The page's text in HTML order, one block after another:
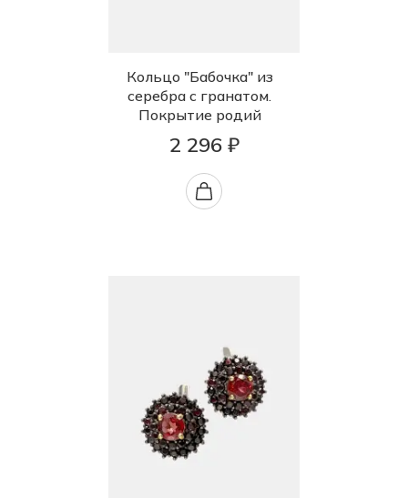
Кольцо "Бабочка" из
серебра с гранатом.
Покрытие родий
2 296 ₽